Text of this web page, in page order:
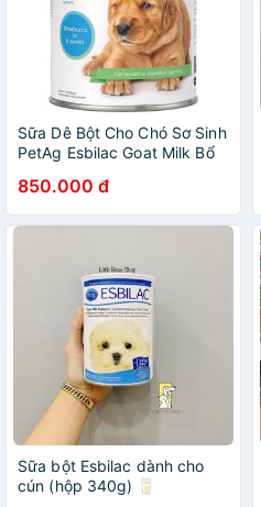
Sữa Dê Bột Cho Chó Sơ Sinh
PetAg Esbilac Goat Milk Bổ
Của Chó Mẹ (Lon 340gr)
850.000 đ
Sữa bột Esbilac dành cho
cún (hộp 340g) 🥛